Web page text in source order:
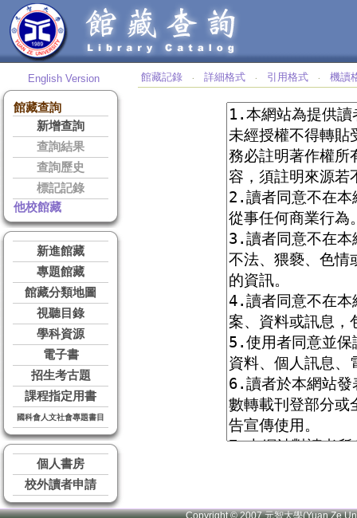
English Version
館藏查詢
新增查詢
查詢結果
查詢歷史
標記記錄
他校館藏
新進館藏
專題館藏
館藏分類地圖
視聽目錄
學科資源
電子書
招生考古題
課程指定用書
國科會人文社會專題書目
個人書房
校外讀者申請
館藏記錄 ‧ 詳細格式 ‧ 引用格式 ‧ 機讀
Copyright © 2007 元智大學(Yuan Ze